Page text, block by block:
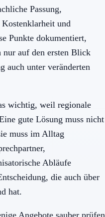
Passung,
und
Punkte dokumentiert,
nur auf den ersten Blick
auch unter veränderten
wichtig, weil regionale
gute Lösung muss nicht
muss im Alltag
Abläufe
die auch über
hat.
Angebote sauber prüfen